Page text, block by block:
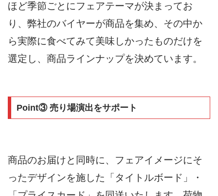
ほど季節ごとにフェアテーマが決まってお
り、弊社のバイヤーが商品を集め、その中か
ら実際に食べてみて美味しかったものだけを
選定し、商品ラインナップを決めています。
Point③ 売り場演出をサポート
商品のお届けと同時に、フェアイメージにそ
ったデザインを施した「タイトルボード」・